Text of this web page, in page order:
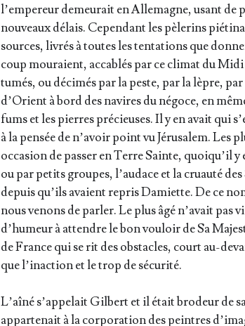
l’empereur demeu­rait en Alle­magne, usant de
nou­veaux délais. Cepen­dant les pèle­rins
sources, livrés à toutes les ten­ta­tions que
coup mou­raient, acca­blés par ce cli­mat du
tu­més, ou déci­més par la peste, par la lèpre,
d’O­rient à bord des navires du négoce, en
fums et les pierres pré­cieuses. Il y en avait qui
à la pen­sée de n’a­voir point vu Jéru­sa­lem. Les
occa­sion de pas­ser en Terre Sainte, quoi­qu’il
ou par petits groupes, l’au­dace et la cruau­té
depuis qu’ils avaient repris Damiette. De ce
nous venons de par­ler. Le plus âgé n’a­vait
d’hu­meur à attendre le bon vou­loir de Sa
de France qui se rit des obs­tacles, court au-
que l’i­nac­tion et le trop de sécurité.
L’aî­né s’ap­pe­lait Gil­bert et il était bro­deur de
appar­te­nait à la cor­po­ra­tion des peintres